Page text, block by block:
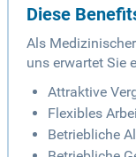
Diese
Als
uns erwartet Sie
Attraktive
Flexibles
Betriebliche